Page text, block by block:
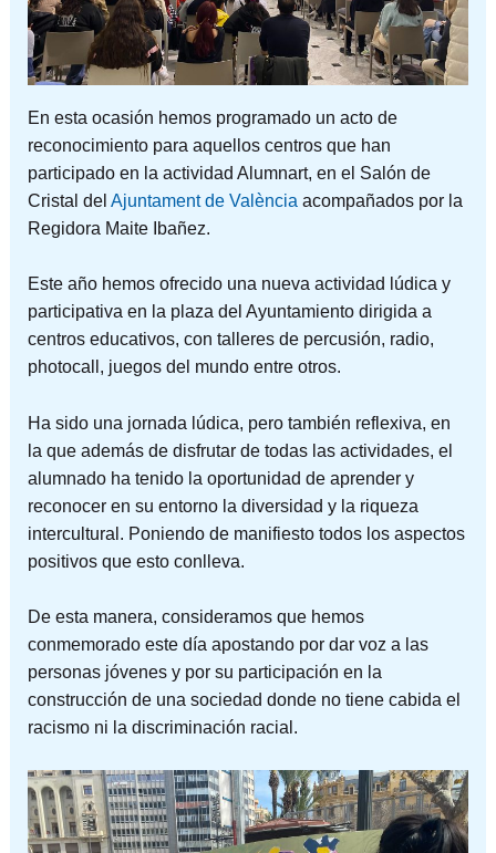
En esta ocasión hemos programado un acto de
reconocimiento para aquellos centros que han
participado en la actividad Alumnart, en el Salón de
Cristal del Ajuntament de València acompañados por la
Regidora Maite Ibañez.
Este año hemos ofrecido una nueva actividad lúdica y
participativa en la plaza del Ayuntamiento dirigida a
centros educativos, con talleres de percusión, radio,
photocall, juegos del mundo entre otros.
Ha sido una jornada lúdica, pero también reflexiva, en
la que además de disfrutar de todas las actividades, el
alumnado ha tenido la oportunidad de aprender y
reconocer en su entorno la diversidad y la riqueza
intercultural. Poniendo de manifiesto todos los aspectos
positivos que esto conlleva.
De esta manera, consideramos que hemos
conmemorado este día apostando por dar voz a las
personas jóvenes y por su participación en la
construcción de una sociedad donde no tiene cabida el
racismo ni la discriminación racial.